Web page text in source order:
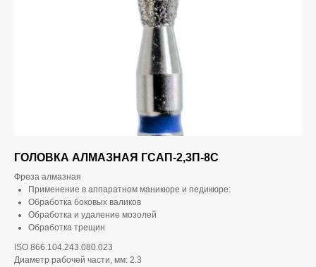
ГОЛОВКА АЛМАЗНАЯ ГСАП-2,3П-8С
Фреза алмазная
Применение в аппаратном маникюре и педикюре:
Обработка боковых валиков
Обработка и удаление мозолей
Обработка трещин
ISO 866.104.243.080.023
Диаметр рабочей части, мм: 2.3